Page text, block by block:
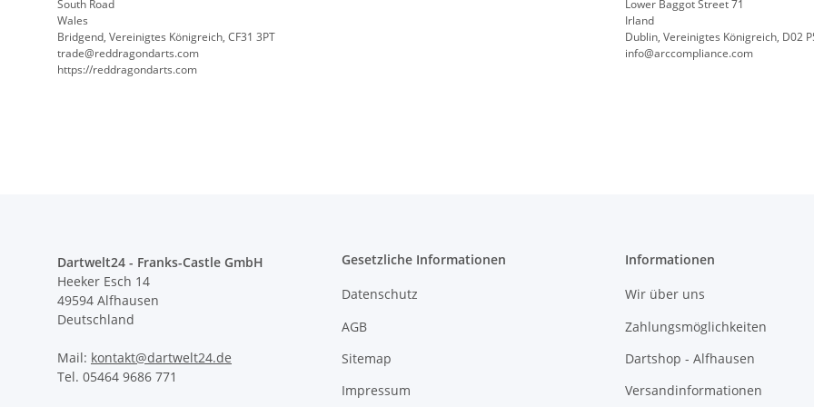
South Road
Wales
Bridgend, Vereinigtes Königreich, CF31 3PT
trade@reddragondarts.com
https://reddragondarts.com
Lower Baggot Street 71
Irland
Dublin, Vereinigtes Königreich, D02
info@arccompliance.com
Dartwelt24 - Franks-Castle GmbH
Heeker Esch 14
49594 Alfhausen
Deutschland
Mail: kontakt@dartwelt24.de
Tel. 05464 9686 771
Gesetzliche Informationen
Datenschutz
AGB
Sitemap
Impressum
Informationen
Wir über uns
Zahlungsmöglichkeiten
Dartshop - Alfhausen
Versandinformationen